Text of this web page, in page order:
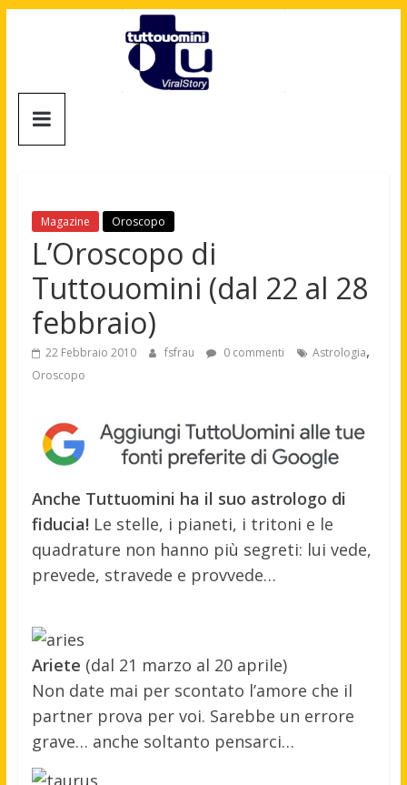
Tuttouomini
Motori,
gay
news
moda
maschile
Magazine Oroscopo
L’Oroscopo di
Tuttouomini (dal 22 al 28
febbraio)
22 Febbraio 2010 fsfrau 0 commenti Astrologia,
Oroscopo
Anche Tuttuomini ha il suo astrologo di
fiducia!Le stelle, i pianeti, i tritoni e le
quadrature non hanno più segreti: lui vede,
prevede, stravede e provvede…
Ariete (dal 21 marzo al 20 aprile)
Non date mai per scontato l’amore che il
partner prova per voi. Sarebbe un errore
grave… anche soltanto pensarci…